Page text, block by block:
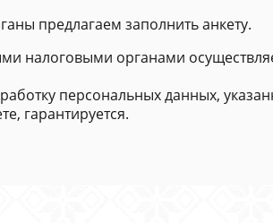
предлагаем заполнить анкету.
налоговыми органами
персональных данных,
гарантируется.